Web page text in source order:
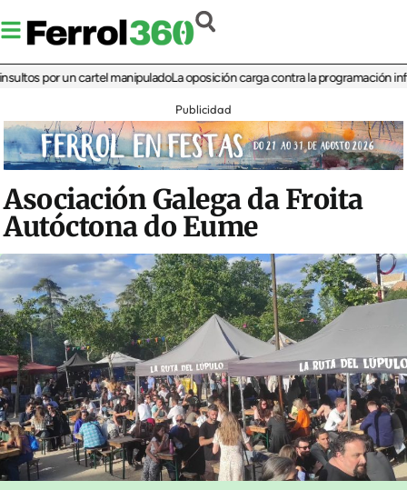
por un cartel manipuladoLa oposición carga contra la programación infantil
Publicidad
Asociación Galega da Froita
Autóctona do Eume